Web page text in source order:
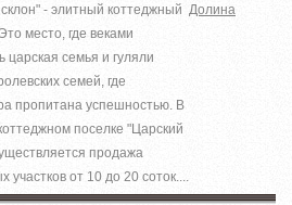
- элитный коттеджный
место, где веками
царская семья и гуляли
семей, где
пропитана успешностью. В
поселке "Царский
продажа
участков от 10 до 20 соток....
Долина